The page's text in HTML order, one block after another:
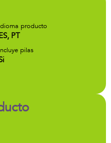
producto
PT
pilas